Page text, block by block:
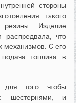
стороны
такого
Изделие
распредвала, что
механизмов. С его
топлива в
для того чтобы
шестернями, и